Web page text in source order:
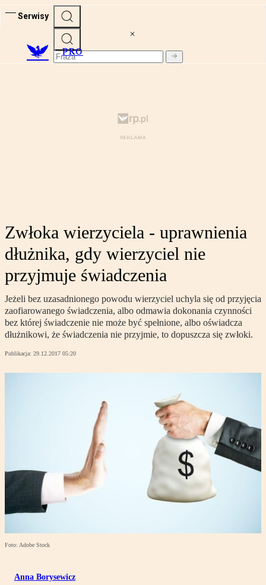
Serwisy
PRO
Zwłoka wierzyciela - uprawnienia
dłużnika, gdy wierzyciel nie
przyjmuje świadczenia
Jeżeli bez uzasadnionego powodu wierzyciel uchyla się od przyjęcia
zaofiarowanego świadczenia, albo odmawia dokonania czynności
bez której świadczenie nie może być spełnione, albo oświadcza
dłużnikowi, że świadczenia nie przyjmie, to dopuszcza się zwłoki.
Publikacja: 29.12.2017 05:20
Foto: Adobe Stock
Anna Borysewicz